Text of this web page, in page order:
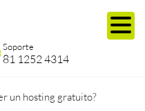
Soporte
81 1252 4314
un hosting gratuito?